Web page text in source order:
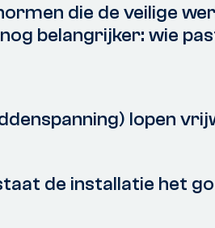
die de veilige
belangrijker: wie
lopen
de installatie het